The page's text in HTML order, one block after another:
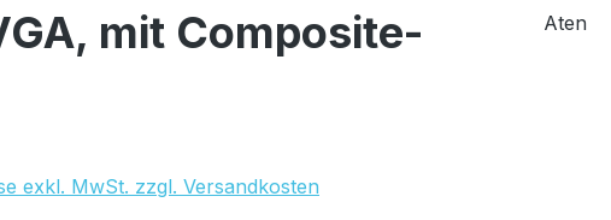
mit Composite-
Aten
exkl. MwSt. zzgl. Versandkosten